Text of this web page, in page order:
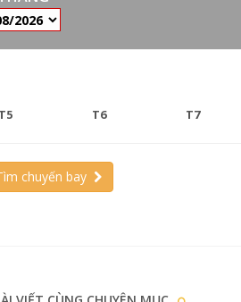
T5 T6 T7
chuyến bay